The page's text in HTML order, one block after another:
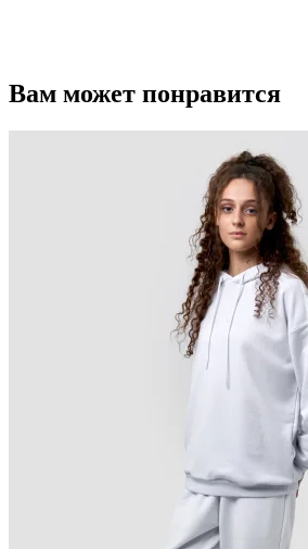
Вам может понравится